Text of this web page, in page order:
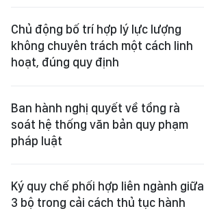
Chủ động bố trí hợp lý lực lượng
không chuyên trách một cách linh
hoạt, đúng quy định
Ban hành nghị quyết về tổng rà
soát hệ thống văn bản quy phạm
pháp luật
Ký quy chế phối hợp liên ngành giữa
3 bộ trong cải cách thủ tục hành